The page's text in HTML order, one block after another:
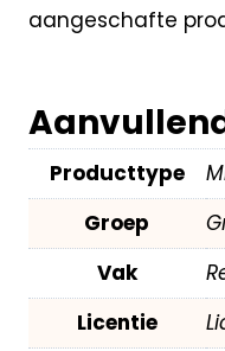
aangeschafte
Producttype
Groep
Vak
Licentie